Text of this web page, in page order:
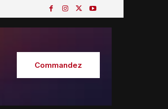
Commandez